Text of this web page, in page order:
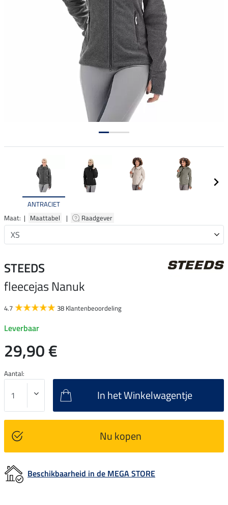
ANTRACIET
Maat: | Maattabel | Raadgever
STEEDS
fleecejas Nanuk
4.7 38 Klantenbeoordeling
Leverbaar
29,90 €
Aantal:
In het Winkelwagentje
Nu kopen
Beschikbaarheid in de MEGA STORE